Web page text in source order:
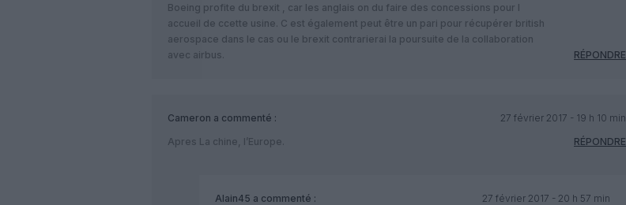
Boeing profite du brexit , car les anglais on du faire des concessions pour l
accueil de ccette usine. C est également peut être un pari pour récupérer british
aerospace dans le cas ou le brexit contrarierai la poursuite de la collaboration
avec airbus.
RÉPONDRE
Cameron a commenté :
27 février 2017 - 19 h 10 min
Apres La chine, l’Europe.
RÉPONDRE
Alain45 a commenté :
27 février 2017 - 20 h 57 min